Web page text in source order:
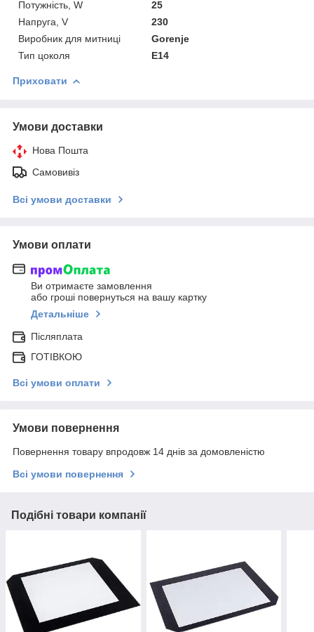
Потужність, W
25
Напруга, V
230
Виробник для митниці
Gorenje
Тип цоколя
E14
Приховати
Умови доставки
Нова Пошта
Самовивіз
Всі умови доставки
Умови оплати
Ви отримаєте замовлення
або гроші повернуться на вашу картку
Детальніше
Післяплата
ГОТІВКОЮ
Всі умови оплати
Умови повернення
Повернення товару впродовж 14 днів за домовленістю
Всі умови повернення
Подібні товари компанії